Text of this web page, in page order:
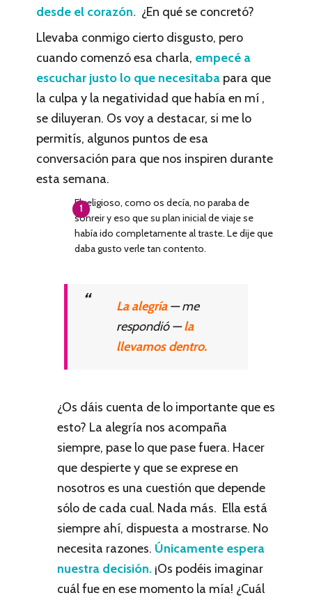
desde el corazón. ¿En qué se concretó?
Llevaba conmigo cierto disgusto, pero
cuando comenzó esa charla, empecé a
escuchar justo lo que necesitaba para que
la culpa y la negatividad que había en mí ,
se diluyeran. Os voy a destacar, si me lo
permitís, algunos puntos de esa
conversación para que nos inspiren durante
esta semana.
El religioso, como os decía, no paraba de
sonreir y eso que su plan inicial de viaje se
había ido completamente al traste. Le dije que
daba gusto verle tan contento.
La alegría— me
respondió —la
llevamos dentro.
¿Os dáis cuenta de lo importante que es
esto? La alegría nos acompaña
siempre, pase lo que pase fuera. Hacer
que despierte y que se exprese en
nosotros es una cuestión que depende
sólo de cada cual. Nada más. Ella está
siempre ahí, dispuesta a mostrarse. No
necesita razones. Únicamente espera
nuestra decisión. ¡Os podéis imaginar
cuál fue en ese momento la mía! ¿Cuál